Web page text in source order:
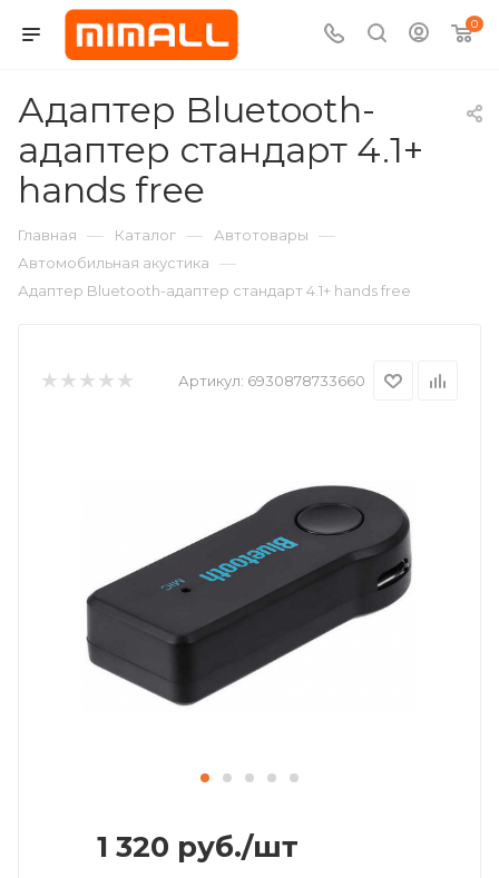
0
Адаптер Bluetooth-
адаптер стандарт 4.1+
hands free
Главная — Каталог — Автотовары —
Автомобильная акустика —
Адаптер Bluetooth-адаптер стандарт 4.1+ hands free
Артикул: 6930878733660
1 320 руб./шт